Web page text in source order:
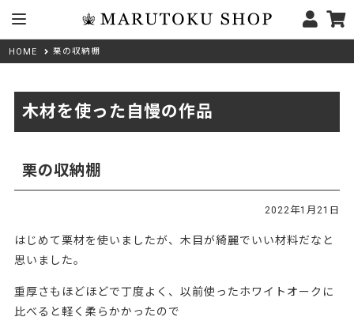
HOME 栗の収納棚
木材を使った自慢の作品
栗の収納棚
2022年1月21日
はじめて栗材を使いましたが、木目が綺麗でいい材料だなと
思いました。
重厚さもほどほどで丁度よく、以前使ったホワイトオークに
比べると軽く柔らかかったので